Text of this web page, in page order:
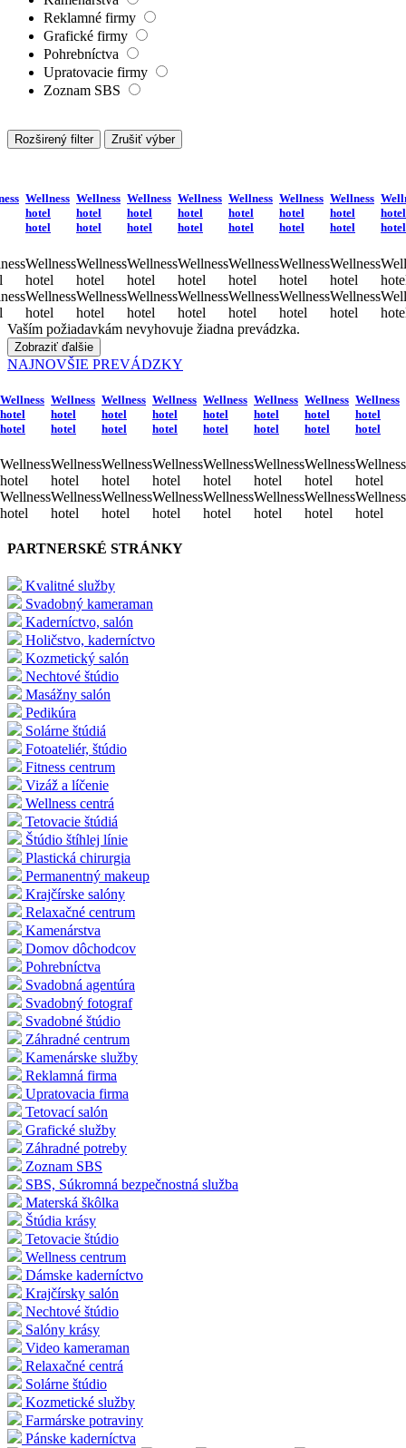
Reklamné firmy
Grafické firmy
Pohrebníctva
Upratovacie firmy
Zoznam SBS
Rozširený filter Zrušiť výber
Wellness
hotel
hotel
Wellness
hotel
Wellness
hotel
Wellness
hotel
hotel
Wellness
hotel
Wellness
hotel
Wellness
hotel
hotel
Wellness
hotel
Wellness
hotel
Wellness
hotel
hotel
Wellness
hotel
Wellness
hotel
Wellness
hotel
hotel
Wellness
hotel
Wellness
hotel
Wellness
hotel
hotel
Wellness
hotel
Wellness
hotel
Wellness
hotel
hotel
Wellness
hotel
Wellness
hotel
hotel
hotel
Vaším požiadavkám nevyhovuje žiadna prevádzka.
Zobraziť ďalšie
NAJNOVŠIE PREVÁDZKY
Wellness
hotel
hotel
Wellness
hotel
Wellness
hotel
Wellness
hotel
hotel
Wellness
hotel
Wellness
hotel
Wellness
hotel
hotel
Wellness
hotel
Wellness
hotel
Wellness
hotel
hotel
Wellness
hotel
Wellness
hotel
Wellness
hotel
hotel
Wellness
hotel
Wellness
hotel
Wellness
hotel
hotel
Wellness
hotel
Wellness
hotel
Wellness
hotel
hotel
Wellness
hotel
Wellness
hotel
Wellness
hotel
hotel
Wellness
hotel
Wellness
hotel
PARTNERSKÉ STRÁNKY
Kvalitné služby
Svadobný kameraman
Kaderníctvo, salón
Holičstvo, kaderníctvo
Kozmetický salón
Nechtové štúdio
Masážny salón
Pedikúra
Solárne štúdiá
Fotoateliér, štúdio
Fitness centrum
Vizáž a líčenie
Wellness centrá
Tetovacie štúdiá
Štúdio štíhlej línie
Plastická chirurgia
Permanentný makeup
Krajčírske salóny
Relaxačné centrum
Kamenárstva
Domov dôchodcov
Pohrebníctva
Svadobná agentúra
Svadobný fotograf
Svadobné štúdio
Záhradné centrum
Kamenárske služby
Reklamná firma
Upratovacia firma
Tetovací salón
Grafické služby
Záhradné potreby
Zoznam SBS
SBS, Súkromná bezpečnostná služba
Materská škôlka
Štúdia krásy
Tetovacie štúdio
Wellness centrum
Dámske kaderníctvo
Krajčírsky salón
Nechtové štúdio
Salóny krásy
Video kameraman
Relaxačné centrá
Solárne štúdio
Kozmetické služby
Farmárske potraviny
Pánske kaderníctva